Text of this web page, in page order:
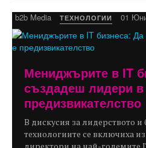
b2b Media ТЕХНОЛОГИИ 01
Мениджърите в IT
създадеш лидери в
предизвикателство
В дискусия за лидерството
технологиите се включиха